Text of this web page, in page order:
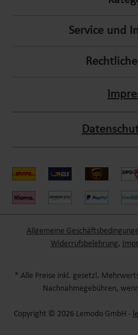
Service und
Allgemeine
Widerrufsbelehrung,
* Alle Preise inkl. gesetzl.
Nachnahmegebühren,
Copyright © 2026 Lemodo GmbH -